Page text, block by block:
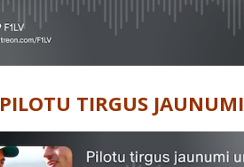
PILOTU TIRGUS JAUNUMI